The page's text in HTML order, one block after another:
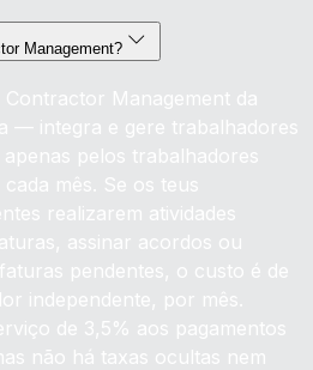
Management?
Management da
— integra e gere trabalhadores
pelos trabalhadores
mês. Se os teus
realizarem atividades
assinar acordos ou
pendentes, o custo é de
independente, por mês.
de 3,5% aos pagamentos
não há taxas ocultas nem